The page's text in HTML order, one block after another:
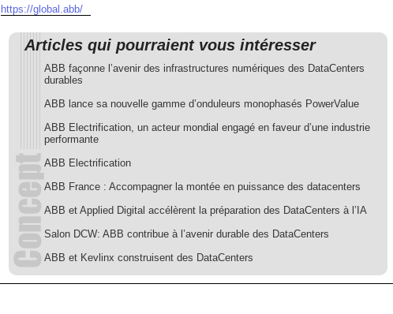
https://global.abb/
Articles qui pourraient vous intéresser
ABB façonne l’avenir des infrastructures numériques des DataCenters
durables
ABB lance sa nouvelle gamme d’onduleurs monophasés PowerValue
ABB Electrification, un acteur mondial engagé en faveur d’une industrie
performante
ABB Electrification
ABB France : Accompagner la montée en puissance des datacenters
ABB et Applied Digital accélèrent la préparation des DataCenters à l’IA
Salon DCW: ABB contribue à l’avenir durable des DataCenters
ABB et Kevlinx construisent des DataCenters